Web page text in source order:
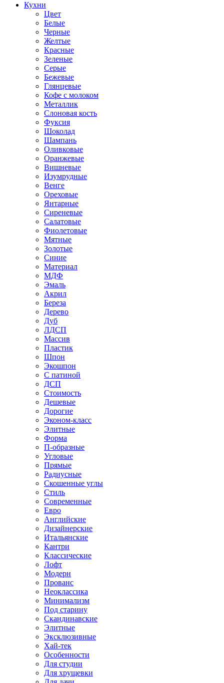
Кухни
Цвет
Белые
Черные
Желтые
Красные
Зеленые
Серые
Бежевые
Глянцевые
Кофе с молоком
Металлик
Слоновая кость
Фуксия
Шоколад
Шампань
Оливковые
Оранжевые
Вишневые
Изумрудные
Венге
Ореховые
Янтарные
Сиреневые
Салатовые
Фиолетовые
Мятные
Золотые
Синие
Материал
МДФ
Эмаль
Акрил
Береза
Дерево
Дуб
ЛДСП
Массив
Пластик
Шпон
Экошпон
С патиной
ДСП
Стоимость
Дешевые
Дорогие
Эконом-класс
Элитные
Форма
П-образные
Угловые
Прямые
Радиусные
Скошенные углы
Стиль
Современные
Евро
Английские
Дизайнерские
Итальянские
Кантри
Классические
Лофт
Модерн
Прованс
Неоклассика
Минимализм
Под старину
Скандинавские
Элитные
Эксклюзивные
Хай-тек
Особенности
Для студии
Для хрущевки